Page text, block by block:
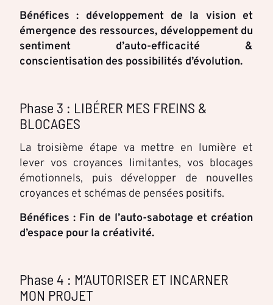
Bénéfices : développement de la vision et
émergence des ressources, développement du
sentiment d’auto-efficacité &
conscientisation des possibilités d’évolution.
Phase 3 : LIBÉRER MES FREINS &
BLOCAGES
La troisième étape va mettre en lumière et
lever vos croyances limitantes, vos blocages
émotionnels, puis développer de nouvelles
croyances et schémas de pensées positifs.
Bénéfices : Fin de l’auto-sabotage et création
d’espace pour la créativité.
Phase 4 : M’AUTORISER ET INCARNER
MON PROJET